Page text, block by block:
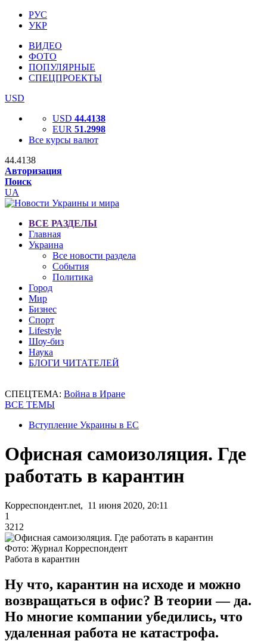
РУС
УКР
ВИДЕО
ФОТО
ПОПУЛЯРНЫЕ
СПЕЦПРОЕКТЫ
USD
USD 44.4138
EUR 51.2998
Все курсы валют
44.4138
Авторизация
Поиск
UA
ВСЕ РАЗДЕЛЫ
Главная
Украина
Все новости раздела
События
Политика
Город
Мир
Бизнес
Спорт
Lifestyle
Шоу-биз
Наука
БЛОГИ ЧИТАТЕЛЕЙ
СПЕЦТЕМА: Война в Иране
ВСЕ ТЕМЫ
Вступление Украины в ЕС
Офисная самоизоляция. Где
работать в карантин
Корреспондент.net, 11 июня 2020, 20:11
1
3212
Фото: Журнал Корреспондент
Работа в карантин
Ну что, карантин на исходе и можно
возвращаться в офис? В теории — да.
Но многие компании убедились, что
удаленная работа не катастрофа.